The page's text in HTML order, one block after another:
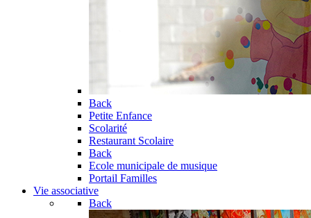
Back
Petite Enfance
Scolarité
Restaurant Scolaire
Back
Ecole municipale de musique
Portail Familles
Vie associative
Back